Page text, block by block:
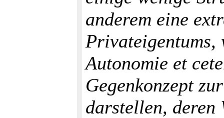
anderem eine
Privateigentums,
Autonomie et
Gegenkonzept
darstellen, deren